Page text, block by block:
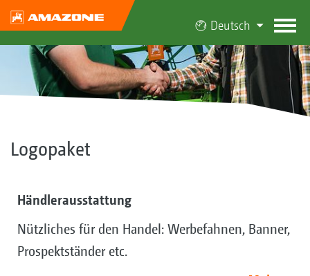
Deutsch
Logopaket
Händlerausstattung
Nützliches für den Handel: Werbefahnen, Banner,
Prospektständer etc.